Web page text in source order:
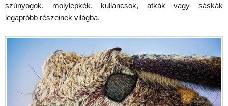
szúnyogok, molylepkék, kullancsok, atkák vagy sáskák
legapróbb részeinek világba.